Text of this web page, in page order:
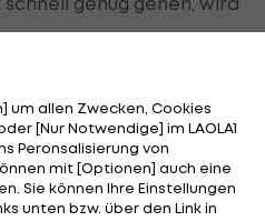
Apparat könnte dabei
Ob und wann es mit
schwer
um allen Zwecken, Cookies
[Nur Notwendige] im LAOLA1
Peronsalisierung von
mit [Optionen] auch eine
Sie können Ihre Einstellungen
unten bzw. über den Link in